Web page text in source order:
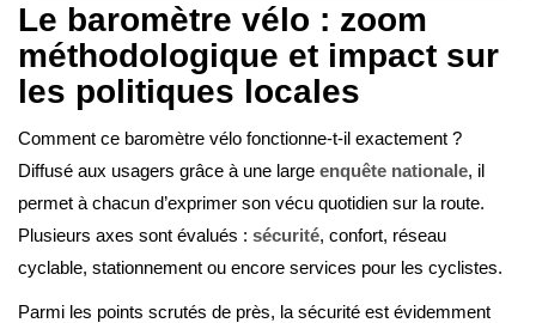
Le baromètre vélo : zoom
méthodologique et impact sur
les politiques locales
Comment ce baromètre vélo fonctionne-t-il exactement ?
Diffusé aux usagers grâce à une large enquête nationale, il
permet à chacun d’exprimer son vécu quotidien sur la route.
Plusieurs axes sont évalués : sécurité, confort, réseau
cyclable, stationnement ou encore services pour les cyclistes.
Parmi les points scrutés de près, la sécurité est évidemment